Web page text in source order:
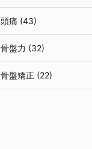
頭痛 (43)
骨盤力 (32)
骨盤矯正 (22)